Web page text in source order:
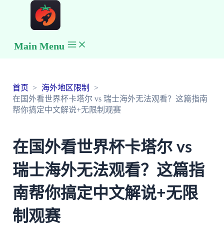
Main Menu
首页
海外地区限制
在国外看世界杯卡塔尔 vs 瑞士海外无法观看？这篇指南
帮你搞定中文解说+无限制观赛
在国外看世界杯卡塔尔 vs
瑞士海外无法观看？这篇指
南帮你搞定中文解说+无限
制观赛